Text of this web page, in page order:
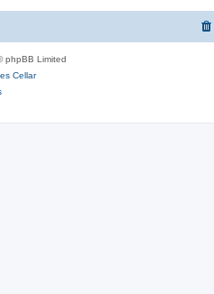
phpBB Limited
Cellar